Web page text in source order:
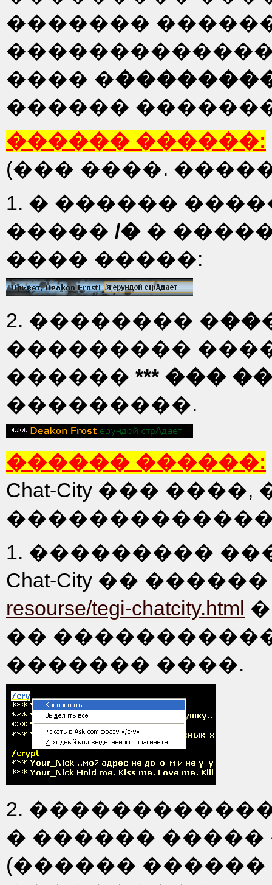
�������
���� �
������
������ ������:
(��� ����.
1. � ������
����� /� �
���� �����:
2. �������� ���
���������
������ *** ���
���������.
������ ������:
Chat-City ���
1. ���������
Chat-City ��
resourse/tegi-chatcity.html
��
������� ����.
2.
� ������
(������ ������